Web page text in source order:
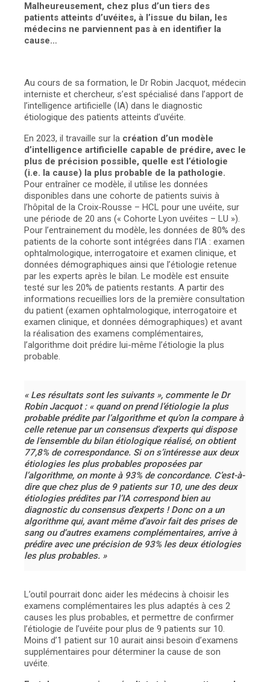
Malheureusement, chez plus d’un tiers des
patients atteints d’uvéites, à l’issue du bilan, les
médecins ne parviennent pas à en identifier la
cause…
Au cours de sa formation, le Dr Robin Jacquot, médecin
interniste et chercheur, s’est spécialisé dans l’apport de
l’intelligence artificielle (IA) dans le diagnostic
étiologique des patients atteints d’uvéite.
En 2023, il travaille sur la création d’un modèle
d’intelligence artificielle capable de prédire, avec le
plus de précision possible, quelle est l’étiologie
(i.e. la cause) la plus probable de la pathologie.
Pour entraîner ce modèle, il utilise les données
disponibles dans une cohorte de patients suivis à
l’hôpital de la Croix-Rousse – HCL pour une uvéite, sur
une période de 20 ans (« Cohorte Lyon uvéites – LU »).
Pour l’entrainement du modèle, les données de 80% des
patients de la cohorte sont intégrées dans l’IA : examen
ophtalmologique, interrogatoire et examen clinique, et
données démographiques ainsi que l’étiologie retenue
par les experts après le bilan. Le modèle est ensuite
testé sur les 20% de patients restants. A partir des
informations recueillies lors de la première consultation
du patient (examen ophtalmologique, interrogatoire et
examen clinique, et données démographiques) et avant
la réalisation des examens complémentaires,
l’algorithme doit prédire lui-même l’étiologie la plus
probable.
« Les résultats sont les suivants », commente le Dr
Robin Jacquot : « quand on prend l’étiologie la plus
probable prédite par l’algorithme et qu’on la compare à
celle retenue par un consensus d’experts qui dispose
de l’ensemble du bilan étiologique réalisé, on obtient
77,8% de correspondance. Si on s’intéresse aux deux
étiologies les plus probables proposées par
l’algorithme, on monte à 93% de concordance. C’est-à-
dire que chez plus de 9 patients sur 10, une des deux
étiologies prédites par l’IA correspond bien au
diagnostic du consensus d’experts ! Donc on a un
algorithme qui, avant même d’avoir fait des prises de
sang ou d’autres examens complémentaires, arrive à
prédire avec une précision de 93% les deux étiologies
les plus probables. »
L’outil pourrait donc aider les médecins à choisir les
examens complémentaires les plus adaptés à ces 2
causes les plus probables, et permettre de confirmer
l’étiologie de l’uvéite pour plus de 9 patients sur 10.
Moins d’1 patient sur 10 aurait ainsi besoin d’examens
supplémentaires pour déterminer la cause de son
uvéite.